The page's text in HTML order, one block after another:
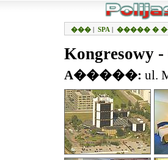
��� | SPA | ����� �
Kongresowy
A�����: ul.